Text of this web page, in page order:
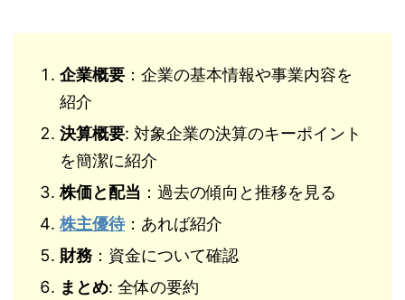
企業概要 ：企業の基本情報や事業内容を
紹介
決算概要: 対象企業の決算のキーポイント
を簡潔に紹介
株価と配当 ：過去の傾向と推移を見る
株主優待：あれば紹介
財務：資金について確認
まとめ: 全体の要約